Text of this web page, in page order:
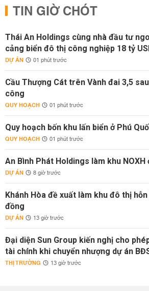
TIN GIỜ CHÓT
Thái An Holdings cùng nhà đầu tư
cảng biển đô thị công nghiệp 18 tỷ
DỰ ÁN 01 phút trước
Cầu Thượng Cát trên Vành đai 3,5
công
QUY HOẠCH 01 phút trước
Quy hoạch bốn khu lấn biển ở Phú
QUY HOẠCH 01 phút trước
An Bình Phát Holdings làm khu NOXH
DỰ ÁN 8 giờ trước
Khánh Hòa đề xuất làm khu đô thị
đồng
DỰ ÁN 13 giờ trước
Đại diện Sun Group kiến nghị cho
tài chính khi chuyển nhượng dự án
THỊ TRƯỜNG 13 giờ trước